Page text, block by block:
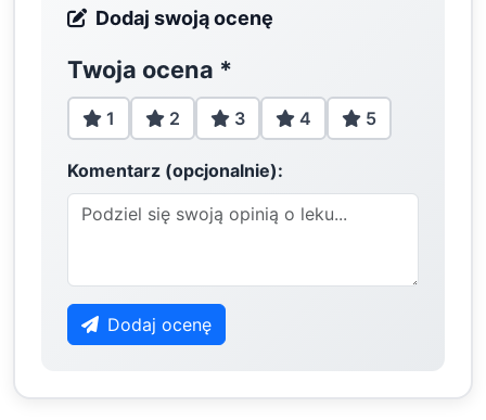
Dodaj swoją ocenę
Twoja ocena *
1 2 3 4 5
Komentarz (opcjonalnie):
Dodaj ocenę